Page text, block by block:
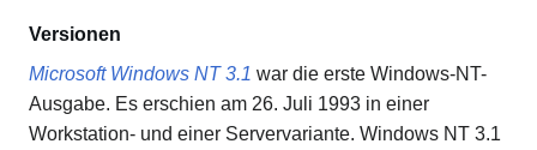
Versionen
Microsoft Windows NT 3.1 war die erste Windows-NT-
Ausgabe. Es erschien am 26. Juli 1993 in einer
Workstation- und einer Servervariante. Windows NT 3.1